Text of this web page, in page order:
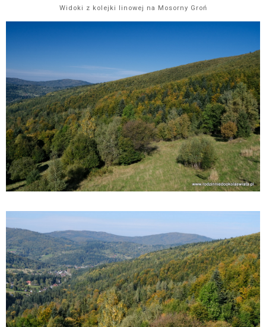
Widoki z kolejki linowej na Mosorny Groń